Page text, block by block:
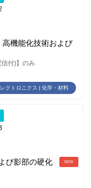
機能化技術および
付)】のみ
クトロニクス | 化学・材料
び影部の硬化 NEW